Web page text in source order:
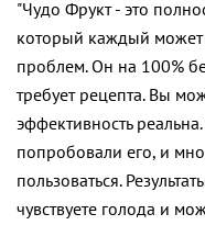
"Чудо Фрукт - это
который каждый может
проблем. Он на 100%
требует рецепта. Вы
эффективность
попробовали его, и
пользоваться.
чувствуете голода и